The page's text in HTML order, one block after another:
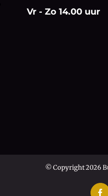
Vr - Zo 14.00 uur
© Copyright 2026